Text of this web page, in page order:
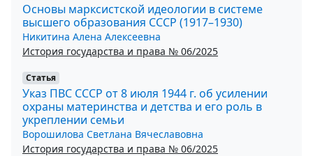
Основы марксистской идеологии в системе
высшего образования СССР (1917–1930)
Никитина Алена Алексеевна
История государства и права № 06/2025
Статья
Указ ПВС СССР от 8 июля 1944 г. об усилении
охраны материнства и детства и его роль в
укреплении семьи
Ворошилова Светлана Вячеславовна
История государства и права № 06/2025